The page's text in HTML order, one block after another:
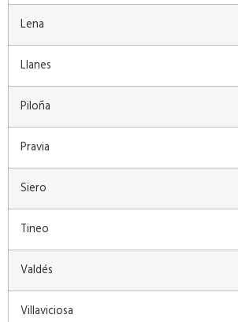
Lena
Llanes
Piloña
Pravia
Siero
Tineo
Valdés
Villaviciosa